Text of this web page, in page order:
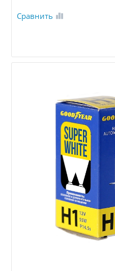
Сравнить